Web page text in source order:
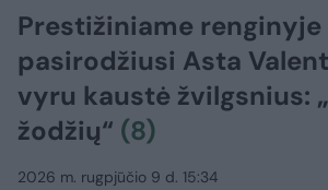
Prestižiniame renginyje
pasirodžiusi Asta
vyru kaustė žvilgsnius:
žodžių“ (8)
2026 m. rugpjūčio 9 d. 15:34